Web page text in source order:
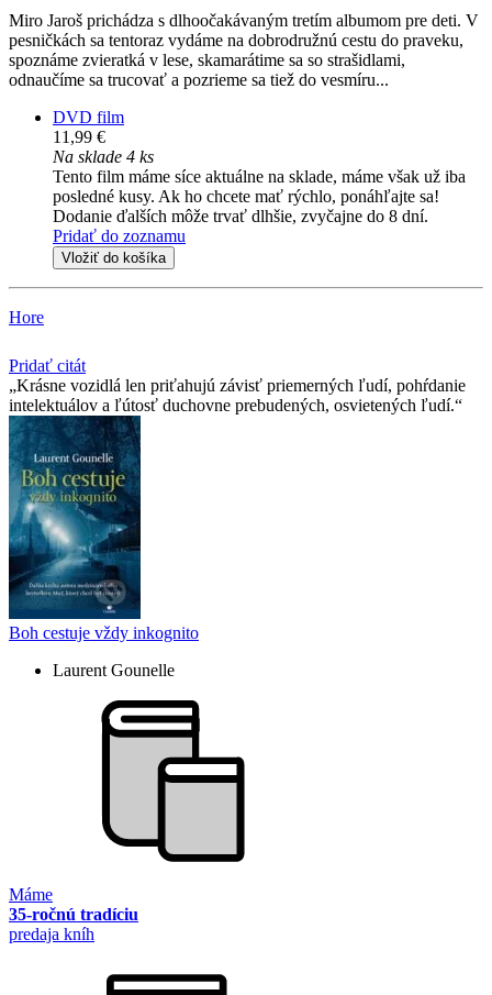
Miro Jaroš prichádza s dlhoočakávaným tretím albumom pre deti. V
pesničkách sa tentoraz vydáme na dobrodružnú cestu do praveku,
spoznáme zvieratká v lese, skamarátime sa so strašidlami,
odnaučíme sa trucovať a pozrieme sa tiež do vesmíru...
DVD film
11,99 €
Na sklade 4 ks
Tento film máme síce aktuálne na sklade, máme však už iba
posledné kusy. Ak ho chcete mať rýchlo, ponáhľajte sa!
Dodanie ďalších môže trvať dlhšie, zvyčajne do 8 dní.
Pridať do zoznamu
Vložiť do košíka
Hore
Pridať citát
Krásne vozidlá len priťahujú závisť priemerných ľudí, pohŕdanie
intelektuálov a ľútosť duchovne prebudených, osvietených ľudí.
Boh cestuje vždy inkognito
Laurent Gounelle
Máme
35-ročnú tradíciu
predaja kníh